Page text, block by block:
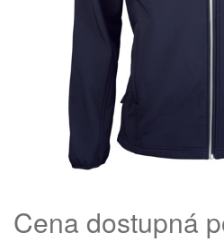
Cena dostupná